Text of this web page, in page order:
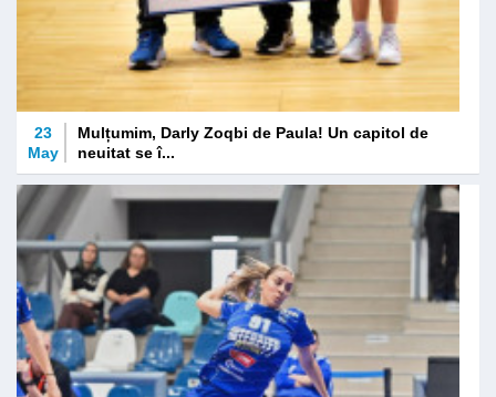
23
May
Mulțumim, Darly Zoqbi de Paula! Un capitol de
neuitat se î...